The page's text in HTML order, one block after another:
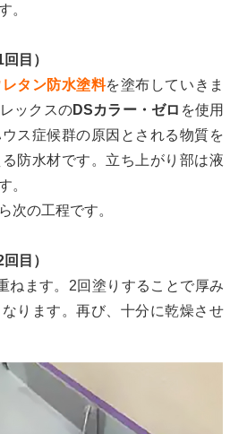
。
目）
レタン防水塗料を塗布していきま
ックスのDSカラー・ゼロ を使用
ス症候群の原因とされる物質を
防水材です。立ち上がり部は液
。
次の工程です。
目）
ねます。2回塗りすることで厚み
ります。再び、十分に乾燥させ